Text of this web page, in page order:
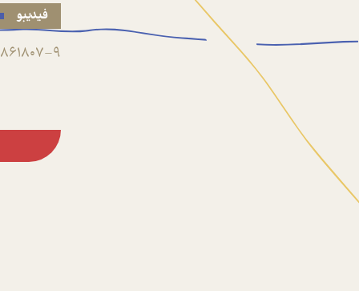
فیدیبو
9